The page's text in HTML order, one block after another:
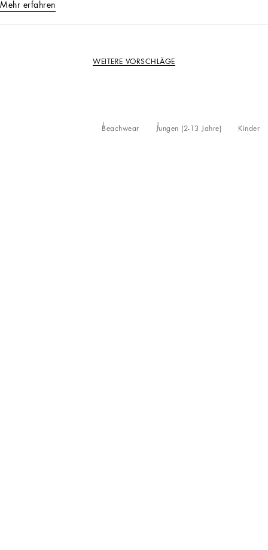
Mehr erfahren
WEITERE VORSCHLÄGE
Kinder
Jungen (2-13 Jahre)
Beachwear